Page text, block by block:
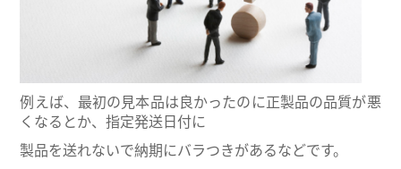
例えば、最初の見本品は良かったのに正製品の品質が悪
くなるとか、指定発送日付に
製品を送れないで納期にバラつきがあるなどです。